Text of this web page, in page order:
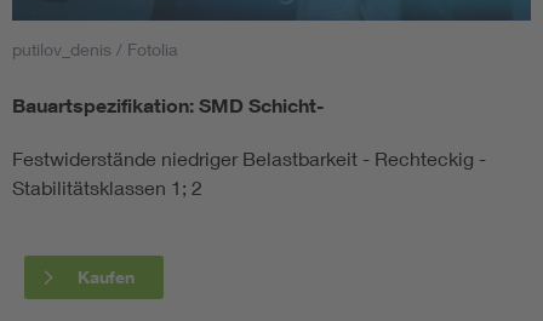
Smart Cities
DKE Fachinformationen im Kontext der Normung
Blitzschutz: DIN EN 62305 in der Übersicht
putilov_denis / Fotolia
Bauartspezifikation: SMD Schicht-
Festwiderstände niedriger Belastbarkeit - Rechteckig -
Stabilitätsklassen 1; 2
Kaufen